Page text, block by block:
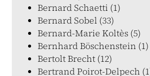
Bernard Schaetti (1)
Bernard Sobel (33)
Bernard-Marie Koltès (5)
Bernhard Böschenstein (1)
Bertolt Brecht (12)
Bertrand Poirot-Delpech